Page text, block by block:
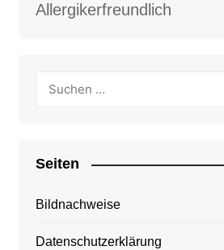
Allergikerfreundlich
Seiten
Bildnachweise
Datenschutzerklärung